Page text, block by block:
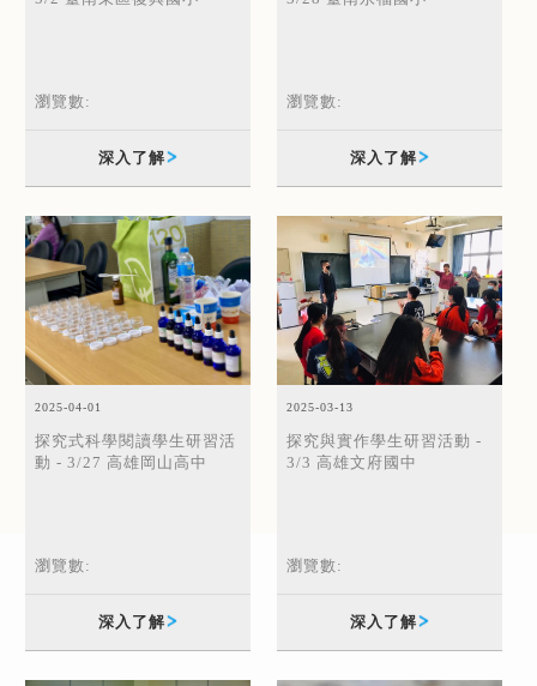
瀏覽數:
深入了解
瀏覽數:
深入了解
2025-04-01
探究式科學閱讀學生研習活
動 - 3/27 高雄岡山高中
瀏覽數:
深入了解
2025-03-13
探究與實作學生研習活動 -
3/3 高雄文府國中
瀏覽數:
深入了解